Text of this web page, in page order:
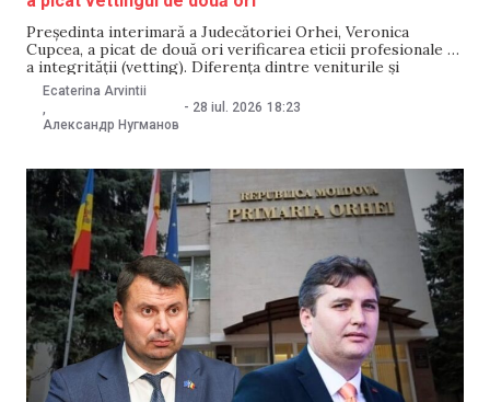
Președinta interimară a Judecătoriei Orhei, Veronica
Cupcea, a picat de două ori verificarea eticii profesionale și
a integrității (vetting). Diferența dintre veniturile și
cheltuielile familiei sale a depășit cu 5,5 mii de lei pragul
admis, însă magistrata susține că aceasta a apărut din cauza
unei erori de calcul. Consiliul Superior
Ecaterina Arvintii
Александр Нугманов
- 28 iul. 2026 18:23